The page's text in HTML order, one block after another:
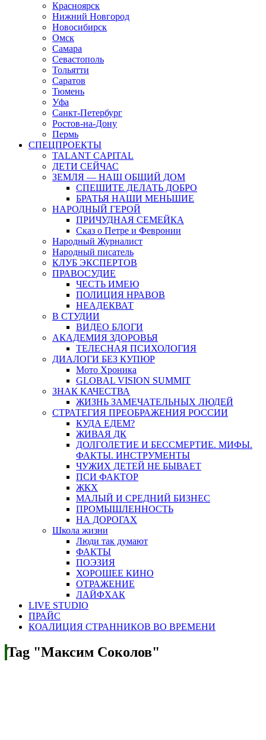
Красноярск
Нижний Новгород
Новосибирск
Омск
Самара
Севастополь
Тольятти
Саратов
Тюмень
Уфа
Санкт-Петербург
Ростов-на-Дону
Пермь
СПЕЦПРОЕКТЫ
TALANT CAPITAL
ДЕТИ СЕЙЧАС
ЗЕМЛЯ — НАШ ОБЩИЙ ДОМ
СПЕШИТЕ ДЕЛАТЬ ДОБРО
БРАТЬЯ НАШИ МЕНЬШИЕ
НАРОДНЫЙ ГЕРОЙ
ПРИЧУДНАЯ СЕМЕЙКА
Сказ о Петре и Февронии
Народный Журналист
Народный писатель
КЛУБ ЭКСПЕРТОВ
ПРАВОСУДИЕ
ЧЕСТЬ ИМЕЮ
ПОЛИЦИЯ НРАВОВ
НЕАДЕКВАТ
В СТУДИИ
ВИДЕО БЛОГИ
АКАДЕМИЯ ЗДОРОВЬЯ
ТЕЛЕСНАЯ ПСИХОЛОГИЯ
ДИАЛОГИ БЕЗ КУПЮР
Мото Хроника
GLOBAL VISION SUMMIT
ЗНАК КАЧЕСТВА
ЖИЗНЬ ЗАМЕЧАТЕЛЬНЫХ ЛЮДЕЙ
СТРАТЕГИЯ ПРЕОБРАЖЕНИЯ РОССИИ
КУДА ЕДЕМ?
ЖИВАЯ ДК
ДОЛГОЛЕТИЕ И БЕССМЕРТИЕ. МИФЫ.
ФАКТЫ. ИНСТРУМЕНТЫ
ЧУЖИХ ДЕТЕЙ НЕ БЫВАЕТ
ПСИ ФАКТОР
ЖКХ
МАЛЫЙ И СРЕДНИЙ БИЗНЕС
ПРОМЫШЛЕННОСТЬ
НА ДОРОГАХ
Школа жизни
Люди так думают
ФАКТЫ
ПОЭЗИЯ
ХОРОШЕЕ КИНО
ОТРАЖЕНИЕ
ЛАЙФХАК
LIVE STUDIO
ПРАЙС
КОАЛИЦИЯ СТРАННИКОВ ВО ВРЕМЕНИ
Tag "Максим Соколов"